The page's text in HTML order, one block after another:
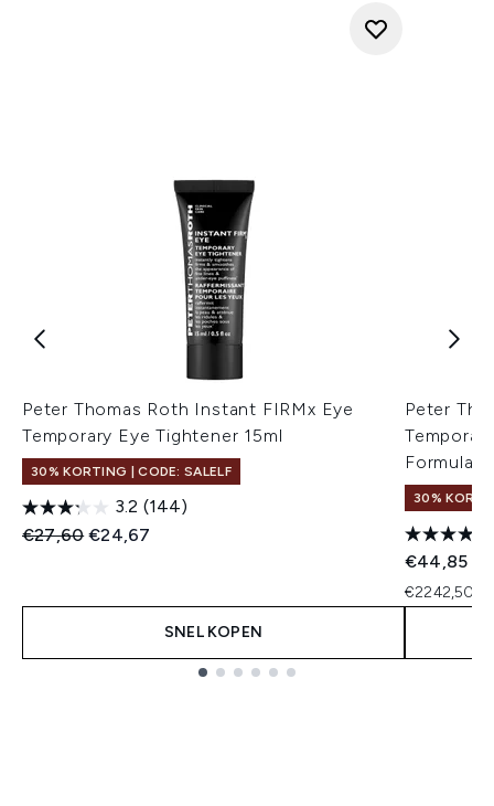
Peter Thomas Roth Instant FIRMx Eye
Temporary Eye Tightener 15ml
30% KORTING | CODE: SALELF
3.2 (144)
Recommended Retail Price:
€27,60Huidige prijs:
€24,67
SNEL KOPEN
Peter
Formula
30%
€44,85
€2242,50